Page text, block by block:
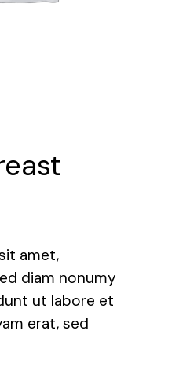
amet,
diam nonumy
ut labore et
erat, sed